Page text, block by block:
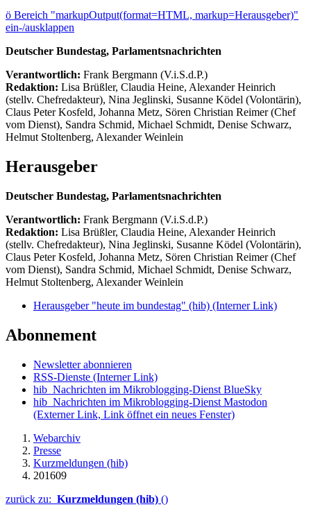
ö Bereich "markupOutput(format=HTML, markup=Herausgeber)"
ein-/ausklappen
Deutscher Bundestag, Parlamentsnachrichten
Verantwortlich: Frank Bergmann (V.i.S.d.P.)
Redaktion: Lisa Brüßler, Claudia Heine, Alexander Heinrich
(stellv. Chefredakteur), Nina Jeglinski, Susanne Ködel (Volontärin),
Claus Peter Kosfeld, Johanna Metz, Sören Christian Reimer (Chef
vom Dienst), Sandra Schmid, Michael Schmidt, Denise Schwarz,
Helmut Stoltenberg, Alexander Weinlein
Herausgeber
Deutscher Bundestag, Parlamentsnachrichten
Verantwortlich: Frank Bergmann (V.i.S.d.P.)
Redaktion: Lisa Brüßler, Claudia Heine, Alexander Heinrich
(stellv. Chefredakteur), Nina Jeglinski, Susanne Ködel (Volontärin),
Claus Peter Kosfeld, Johanna Metz, Sören Christian Reimer (Chef
vom Dienst), Sandra Schmid, Michael Schmidt, Denise Schwarz,
Helmut Stoltenberg, Alexander Weinlein
Herausgeber "heute im bundestag" (hib) (Interner Link)
Abonnement
Newsletter abonnieren
RSS-Dienste (Interner Link)
hib_Nachrichten im Mikroblogging-Dienst BlueSky
hib_Nachrichten im Mikroblogging-Dienst Mastodon
(Externer Link, Link öffnet ein neues Fenster)
Webarchiv
Presse
Kurzmeldungen (hib)
201609
zurück zu: Kurzmeldungen (hib) ()